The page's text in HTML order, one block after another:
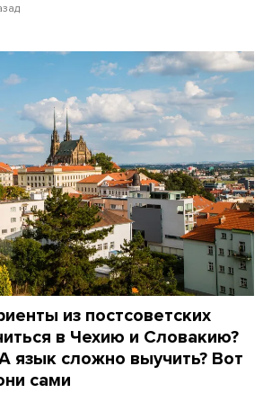
из постсоветских
в Чехию и Словакию?
язык сложно выучить? Вот
сами